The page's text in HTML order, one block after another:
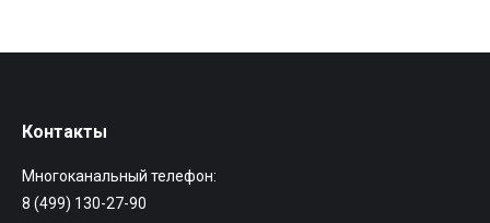
Контакты
Многоканальный телефон:
8 (499) 130-27-90